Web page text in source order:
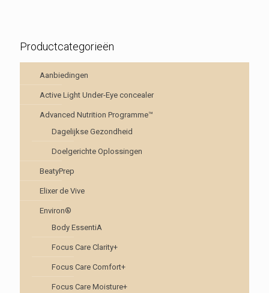
Productcategorieën
Aanbiedingen
Active Light Under-Eye concealer
Advanced Nutrition Programme™
Dagelijkse Gezondheid
Doelgerichte Oplossingen
BeatyPrep
Elixer de Vive
Environ®
Body EssentiA
Focus Care Clarity+
Focus Care Comfort+
Focus Care Moisture+